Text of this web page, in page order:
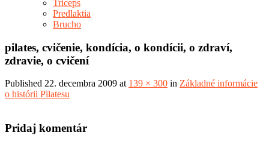
Triceps
Predlaktia
Brucho
pilates, cvičenie, kondícia, o kondícii, o zdraví,
zdravie, o cvičení
Published 22. decembra 2009 at 139 × 300 in Základné informácie
o histórii Pilatesu
Pridaj komentár